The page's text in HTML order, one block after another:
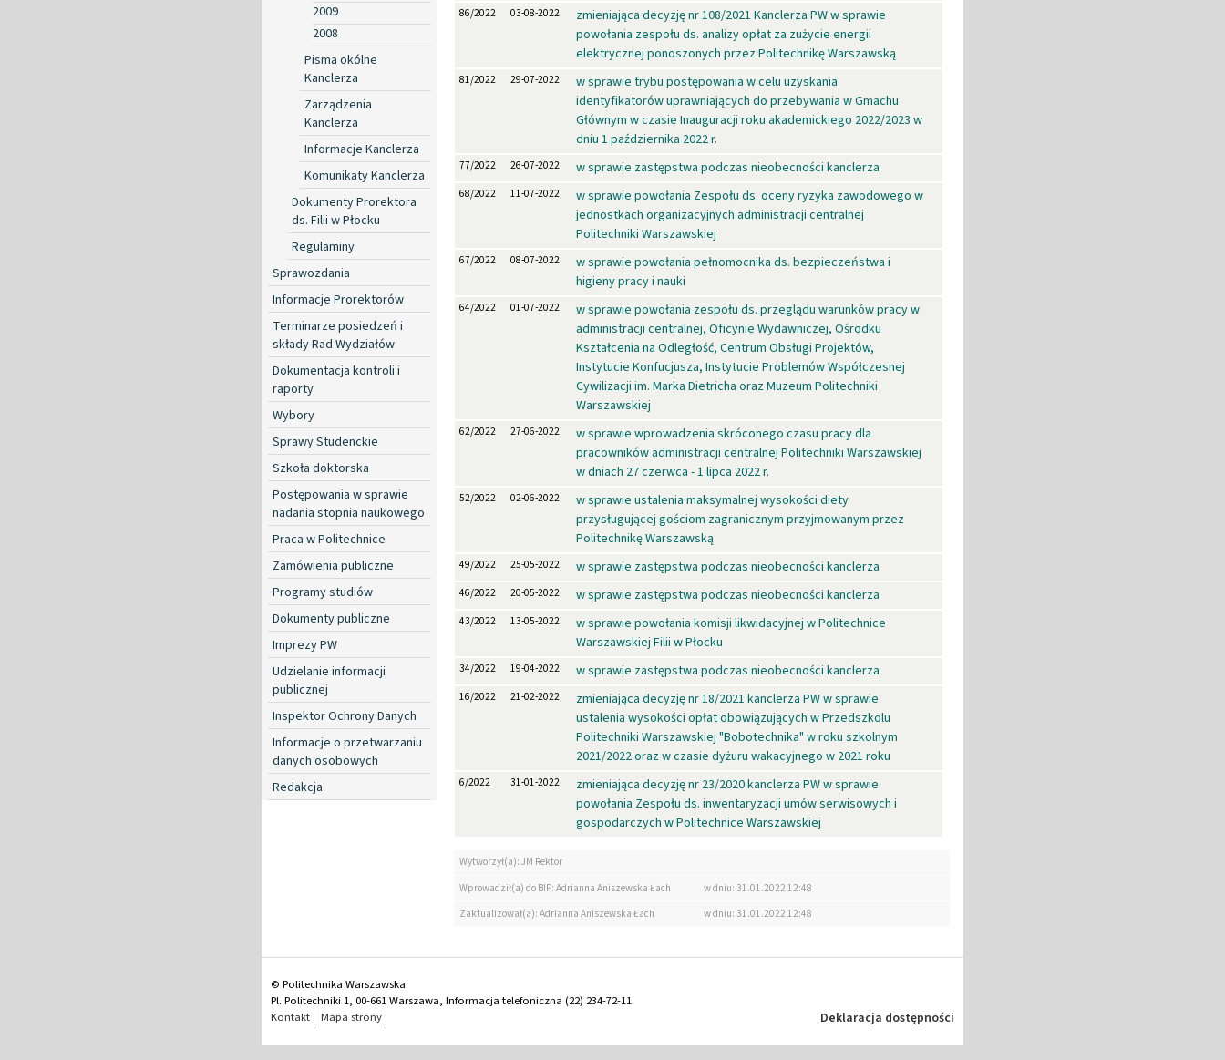
2009
2008
Pisma okólne
Kanclerza
Zarządzenia
Kanclerza
Informacje Kanclerza
Komunikaty Kanclerza
Dokumenty Prorektora
ds. Filii w Płocku
Regulaminy
Sprawozdania
Informacje Prorektorów
Terminarze posiedzeń i
składy Rad Wydziałów
Dokumentacja kontroli i
raporty
Wybory
Sprawy Studenckie
Szkoła doktorska
Postępowania w sprawie
nadania stopnia naukowego
Praca w Politechnice
Zamówienia publiczne
Programy studiów
Dokumenty publiczne
Imprezy PW
Udzielanie informacji
publicznej
Inspektor Ochrony Danych
Informacje o przetwarzaniu
danych osobowych
Redakcja
86/2022 03-08-2022
zmieniająca decyzję nr 108/2021 Kanclerza PW w sprawie
powołania zespołu ds. analizy opłat za zużycie energii
elektrycznej ponoszonych przez Politechnikę Warszawską
81/2022 29-07-2022
w sprawie trybu postępowania w celu uzyskania
identyfikatorów uprawniających do przebywania w Gmachu
Głównym w czasie Inauguracji roku akademickiego 2022/2023 w
dniu 1 października 2022 r.
77/2022 26-07-2022 w sprawie zastępstwa podczas nieobecności kanclerza
68/2022 11-07-2022
w sprawie powołania Zespołu ds. oceny ryzyka zawodowego w
jednostkach organizacyjnych administracji centralnej
Politechniki Warszawskiej
67/2022 08-07-2022
w sprawie powołania pełnomocnika ds. bezpieczeństwa i
higieny pracy i nauki
64/2022 01-07-2022
w sprawie powołania zespołu ds. przeglądu warunków pracy w
administracji centralnej, Oficynie Wydawniczej, Ośrodku
Kształcenia na Odległość, Centrum Obsługi Projektów,
Instytucie Konfucjusza, Instytucie Problemów Współczesnej
Cywilizacji im. Marka Dietricha oraz Muzeum Politechniki
Warszawskiej
62/2022 27-06-2022
w sprawie wprowadzenia skróconego czasu pracy dla
pracowników administracji centralnej Politechniki Warszawskiej
w dniach 27 czerwca - 1 lipca 2022 r.
52/2022 02-06-2022
w sprawie ustalenia maksymalnej wysokości diety
przysługującej gościom zagranicznym przyjmowanym przez
Politechnikę Warszawską
49/2022 25-05-2022 w sprawie zastępstwa podczas nieobecności kanclerza
46/2022 20-05-2022 w sprawie zastępstwa podczas nieobecności kanclerza
43/2022 13-05-2022
w sprawie powołania komisji likwidacyjnej w Politechnice
Warszawskiej Filii w Płocku
34/2022 19-04-2022 w sprawie zastępstwa podczas nieobecności kanclerza
16/2022 21-02-2022
zmieniająca decyzję nr 18/2021 kanclerza PW w sprawie
ustalenia wysokości opłat obowiązujących w Przedszkolu
Politechniki Warszawskiej "Bobotechnika" w roku szkolnym
2021/2022 oraz w czasie dyżuru wakacyjnego w 2021 roku
6/2022 31-01-2022
zmieniająca decyzję nr 23/2020 kanclerza PW w sprawie
powołania Zespołu ds. inwentaryzacji umów serwisowych i
gospodarczych w Politechnice Warszawskiej
Wytworzył(a): JM Rektor
Wprowadził(a) do BIP: Adrianna Aniszewska Łach
w dniu: 31.01.2022 12:48
Zaktualizował(a): Adrianna Aniszewska Łach
w dniu: 31.01.2022 12:48
© Politechnika Warszawska
Pl. Politechniki 1, 00-661 Warszawa, Informacja telefoniczna (22) 234-72-11
Kontakt
Mapa strony Deklaracja dostępności